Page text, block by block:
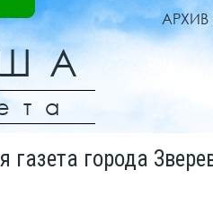
газета города